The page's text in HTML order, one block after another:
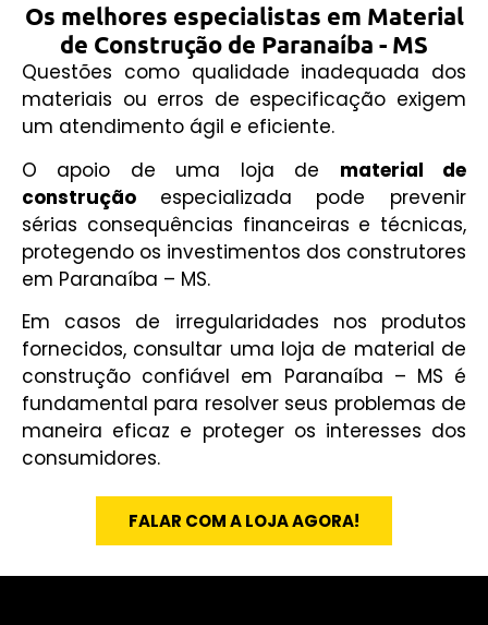
Os melhores especialistas em Material
de Construção de Paranaíba - MS
Questões como qualidade inadequada dos
materiais ou erros de especificação exigem
um atendimento ágil e eficiente.
O apoio de uma loja de material de
construção especializada pode prevenir
sérias consequências financeiras e técnicas,
protegendo os investimentos dos construtores
em Paranaíba – MS.
Em casos de irregularidades nos produtos
fornecidos, consultar uma loja de material de
construção confiável em Paranaíba – MS é
fundamental para resolver seus problemas de
maneira eficaz e proteger os interesses dos
consumidores.
FALAR COM A LOJA AGORA!